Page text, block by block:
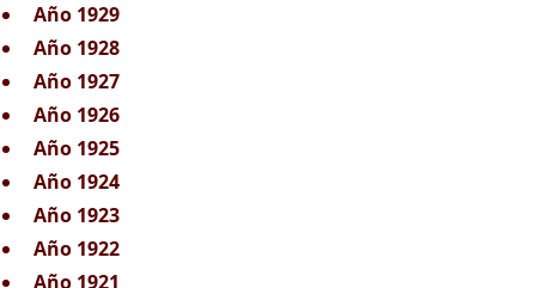
Año 1929
Año 1928
Año 1927
Año 1926
Año 1925
Año 1924
Año 1923
Año 1922
Año 1921